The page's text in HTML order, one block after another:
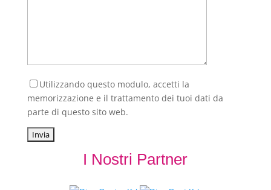
Utilizzando questo modulo, accetti la
memorizzazione e il trattamento dei tuoi dati da
parte di questo sito web.
I Nostri Partner